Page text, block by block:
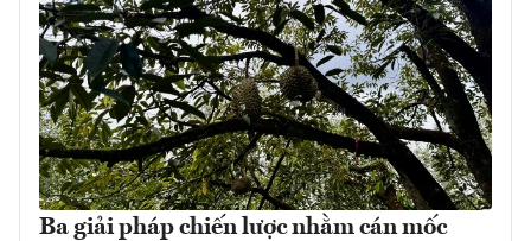
Ba giải pháp chiến lược nhằm cán mốc